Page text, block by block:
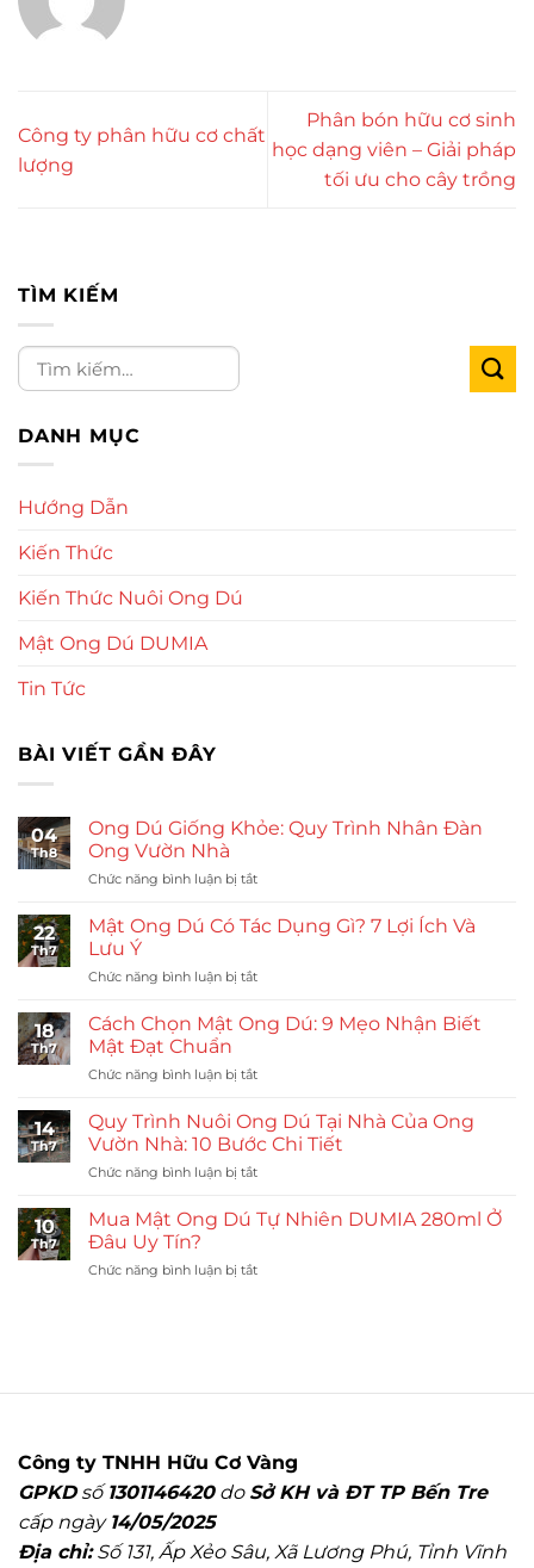
Công ty phân hữu cơ chất
lượng
Phân bón hữu cơ sinh
học dạng viên – Giải pháp
tối ưu cho cây trồng
TÌM KIẾM
DANH MỤC
Hướng Dẫn
Kiến Thức
Kiến Thức Nuôi Ong Dú
Mật Ong Dú DUMIA
Tin Tức
BÀI VIẾT GẦN ĐÂY
04
Th8
Ong Dú Giống Khỏe: Quy Trình Nhân Đàn
Ong Vườn Nhà
Chức năng bình luận bị tắtở
Dú
Giống
Quy
Nhân
Đàn
Vườn
22
Th7
Mật Ong Dú Có Tác Dụng Gì? 7 Lợi Ích Và
Lưu Ý
Chức năng bình luận bị tắtở
Dú
Tác
Gì?
7
Ích
Lưu
18
Th7
Cách Chọn Mật Ong Dú: 9 Mẹo Nhận Biết
Mật Đạt Chuẩn
Chức năng bình luận bị tắtở
Chọn
Mật
Ong
Dú:
Mẹo
Nhận
Mật
14
Th7
Quy Trình Nuôi Ong Dú Tại Nhà Của Ong
Vườn Nhà: 10 Bước Chi Tiết
Chức năng bình luận bị tắtở
Trình
Nuôi
Dú
Nhà:
Chi
Tiết
10
Th7
Mua Mật Ong Dú Tự Nhiên DUMIA 280ml Ở
Đâu Uy Tín?
Chức năng bình luận bị tắtở
Nhiên
Đâu
Uy
Công ty TNHH Hữu Cơ Vàng
GPKDsố1301146420do Sở KH và ĐT TP Bến Tre
cấp ngày 14/05/2025
Địa chỉ:Số 131, Ấp Xẻo Sâu, Xã Lương Phú, Tỉnh Vĩnh